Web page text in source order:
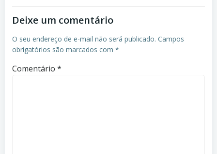
Deixe um comentário
O seu endereço de e-mail não será publicado. Campos
obrigatórios são marcados com *
Comentário *